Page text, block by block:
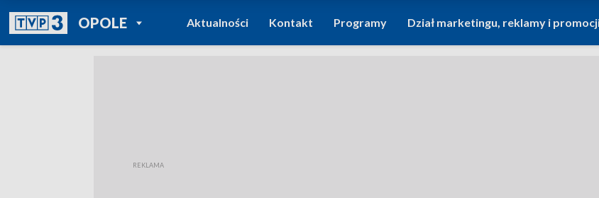
OPOLEPOWRÓT DO
TVP REGIONY
Aktualności Kontakt Programy Dział marketingu, reklamy i